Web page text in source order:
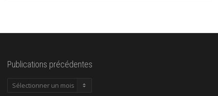
Publications précédentes
Publications